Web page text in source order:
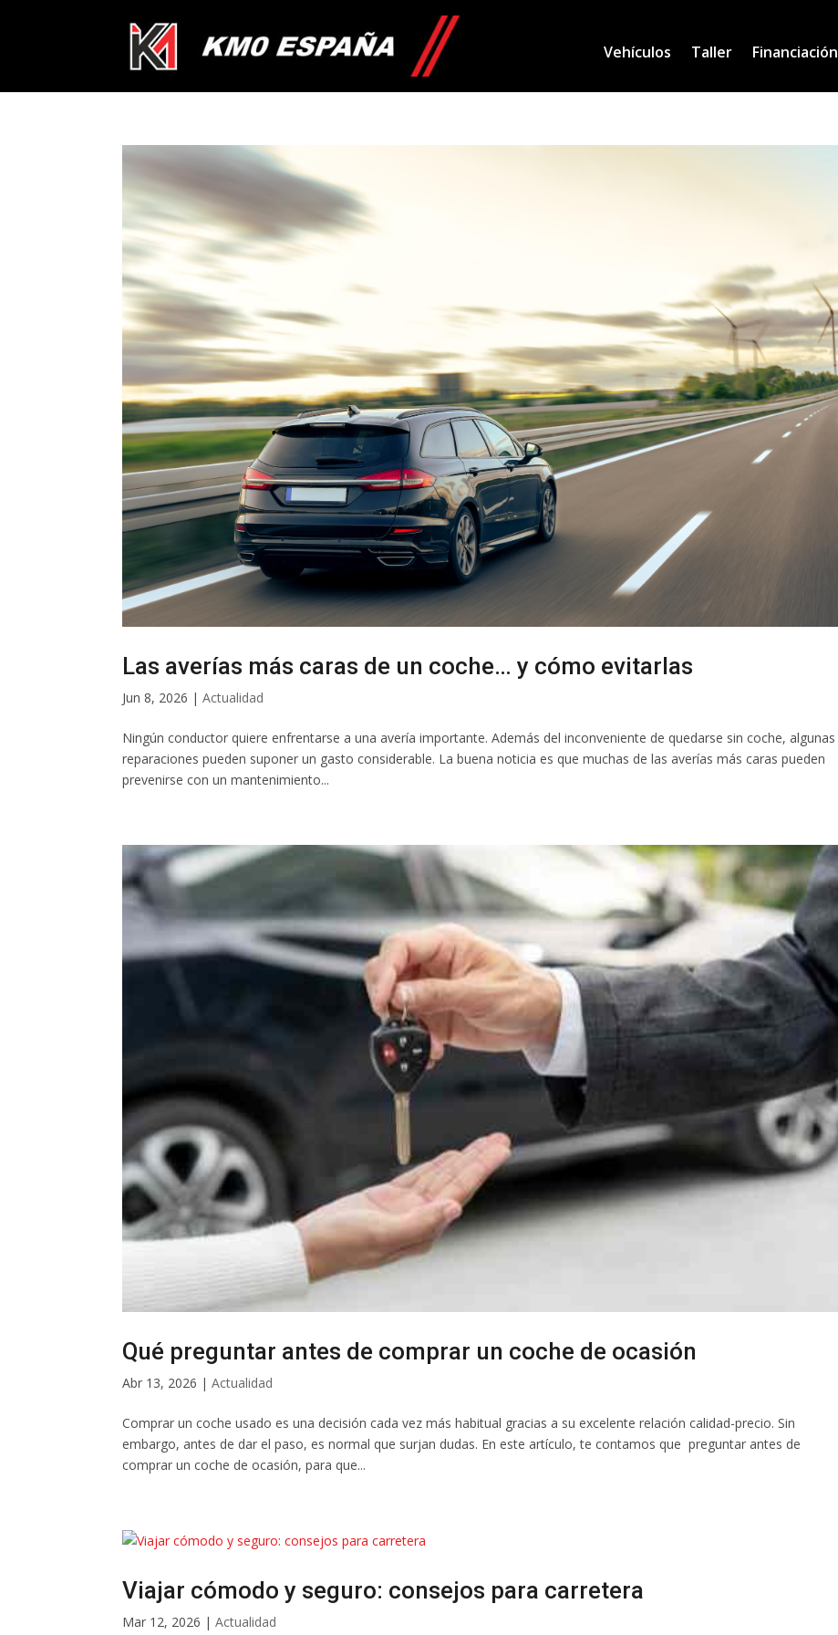
Vehículos Taller Financiación
Las averías más caras de un coche… y cómo evitarlas
Jun 8, 2026 |Actualidad
Ningún conductor quiere enfrentarse a una avería importante. Además del inconveniente de quedarse sin coche, algunas
reparaciones pueden suponer un gasto considerable. La buena noticia es que muchas de las averías más caras pueden
prevenirse con un mantenimiento...
Qué preguntar antes de comprar un coche de ocasión
Abr 13, 2026 |Actualidad
Comprar un coche usado es una decisión cada vez más habitual gracias a su excelente relación calidad-precio. Sin
embargo, antes de dar el paso, es normal que surjan dudas. En este artículo, te contamos que preguntar antes de
comprar un coche de ocasión, para que...
Viajar cómodo y seguro: consejos para carretera
Mar 12, 2026 |Actualidad